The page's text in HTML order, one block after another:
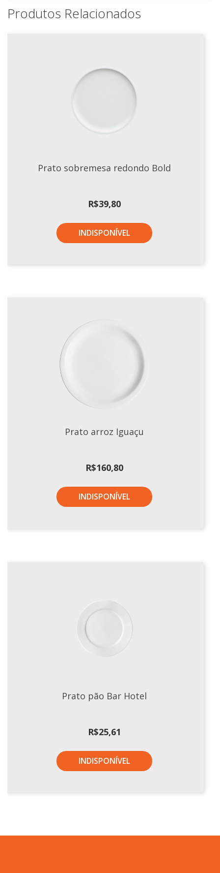
Produtos Relacionados
Prato sobremesa redondo Bold
R$39,80
INDISPONÍVEL
Prato arroz Iguaçu
R$160,80
INDISPONÍVEL
Prato pão Bar Hotel
R$25,61
INDISPONÍVEL